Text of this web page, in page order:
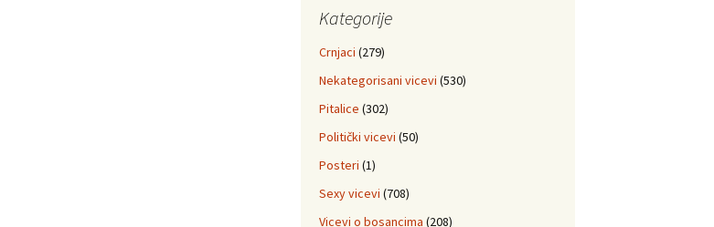
Kategorije
Crnjaci (279)
Nekategorisani vicevi (530)
Pitalice (302)
Politički vicevi (50)
Posteri (1)
Sexy vicevi (708)
Vicevi o bosancima (208)